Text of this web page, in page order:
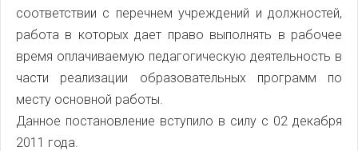
соответствии с перечнем учреждений и должностей,
работа в которых дает право выполнять в рабочее
время оплачиваемую педагогическую деятельность в
части реализации образовательных программ по
месту основной работы.
Данное постановление вступило в силу с 02 декабря
2011 года.